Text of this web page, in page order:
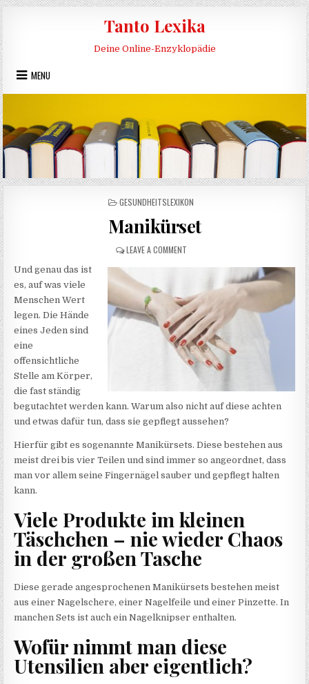
Skip to content
Tanto Lexika
Deine Online-Enzyklopädie
MENU
POSTED IN
GESUNDHEITSLEXIKON
Manikürset
LEAVE A COMMENTON MANIKÜRSET
Und genau das ist
es, auf was viele
Menschen Wert
legen. Die Hände
eines Jeden sind
eine
offensichtliche
Stelle am Körper,
die fast ständig
begutachtet werden kann. Warum also nicht auf diese achten
und etwas dafür tun, dass sie gepflegt aussehen?
Hierfür gibt es sogenannte Manikürsets. Diese bestehen aus
meist drei bis vier Teilen und sind immer so angeordnet, dass
man vor allem seine Fingernägel sauber und gepflegt halten
kann.
Viele Produkte im kleinen
Täschchen – nie wieder Chaos
in der großen Tasche
Diese gerade angesprochenen Manikürsets bestehen meist
aus einer Nagelschere, einer Nagelfeile und einer Pinzette. In
manchen Sets ist auch ein Nagelknipser enthalten.
Wofür nimmt man diese
Utensilien aber eigentlich?